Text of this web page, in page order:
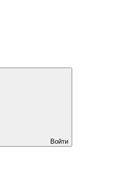
Войти